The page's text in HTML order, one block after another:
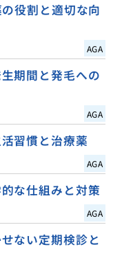
役割と適切な向
AGA
期間と発毛への
AGA
習慣と治療薬
AGA
な仕組みと対策
AGA
ない定期検診と